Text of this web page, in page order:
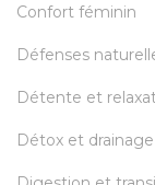
Confort féminin
Défenses
Détente et
Détox et drainage